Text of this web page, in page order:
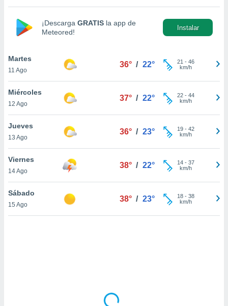
aceptar
de
sitio
En
sean
el sitio
ni para
o
¡Descarga GRATIS la app de
Meteored!
Instalar
Martes
11 Ago
36° / 22° 21 - 46
km/h
Miércoles
12 Ago
37° / 22° 22- 44
km/h
Jueves
13 Ago
36° / 23° 19- 42
km/h
Viernes
14 Ago
38° / 22° 14- 37
km/h
Sábado
15 Ago
38° / 23° 18- 38
km/h